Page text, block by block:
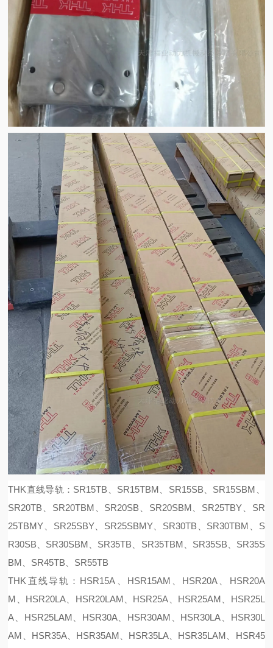
THK直线导轨：SR15TB、SR15TBM、SR15SB、SR15SBM、
SR20TB、SR20TBM、SR20SB、SR20SBM、SR25TBY、SR
25TBMY、SR25SBY、SR25SBMY、SR30TB、SR30TBM、S
R30SB、SR30SBM、SR35TB、SR35TBM、SR35SB、SR35S
BM、SR45TB、SR55TB
THK直线导轨：HSR15A、HSR15AM、HSR20A、HSR20A
M、HSR20LA、HSR20LAM、HSR25A、HSR25AM、HSR25L
A、HSR25LAM、HSR30A、HSR30AM、HSR30LA、HSR30L
AM、HSR35A、HSR35AM、HSR35LA、HSR35LAM、HSR45